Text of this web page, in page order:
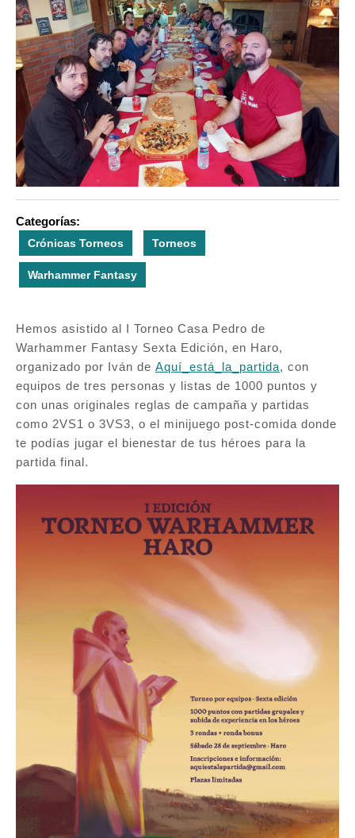
Categorías:
Crónicas Torneos Torneos
Warhammer Fantasy
Hemos asistido al I Torneo Casa Pedro de
Warhammer Fantasy Sexta Edición, en Haro,
organizado por Iván de Aquí_está_la_partida, con
equipos de tres personas y listas de 1000 puntos y
con unas originales reglas de campaña y partidas
como 2VS1 o 3VS3, o el minijuego post-comida donde
te podías jugar el bienestar de tus héroes para la
partida final.